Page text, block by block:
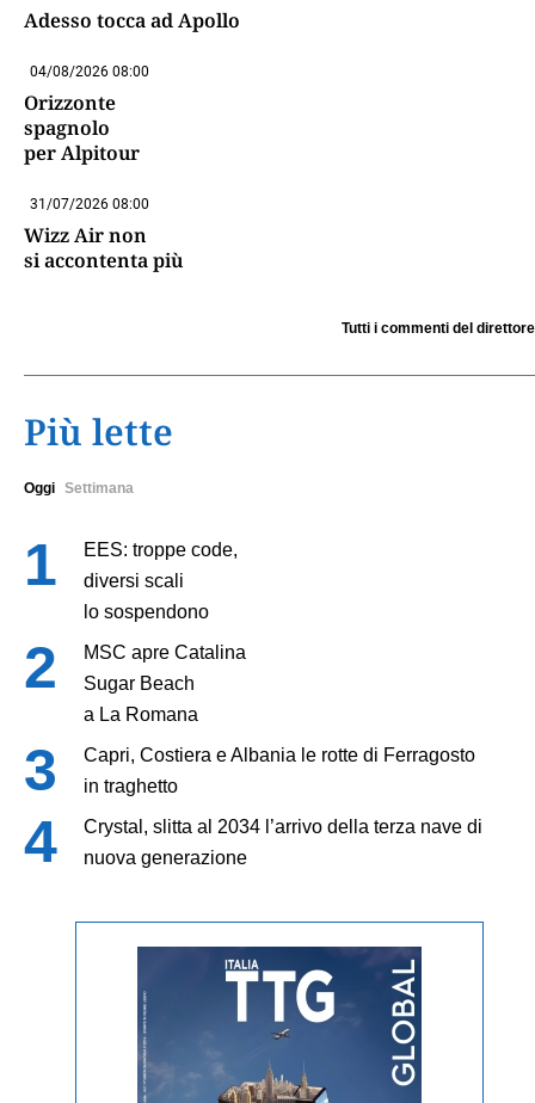
Adesso tocca ad Apollo
04/08/2026 08:00
Orizzonte
spagnolo
per Alpitour
31/07/2026 08:00
Wizz Air non
si accontenta più
Tutti i commenti del direttore
Più lette
Oggi Settimana
EES: troppe code,
diversi scali
lo sospendono
MSC apre Catalina
Sugar Beach
a La Romana
Capri, Costiera e Albania le rotte di Ferragosto
in traghetto
Crystal, slitta al 2034 l’arrivo della terza nave di
nuova generazione